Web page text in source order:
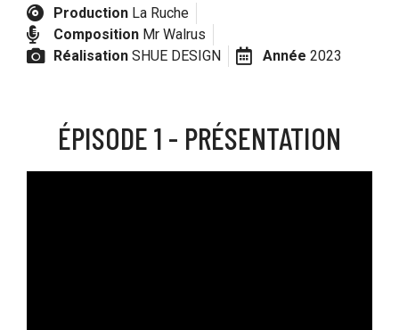
Production La Ruche
Composition Mr Walrus
Réalisation SHUE DESIGN Année 2023
ÉPISODE 1 - PRÉSENTATION